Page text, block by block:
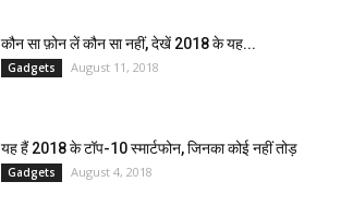
कौन सा फ़ोन लें कौन सा नहीं, देखें 2018 के यह...
Gadgets August 11, 2018
यह हैं 2018 के टॉप-10 स्मार्टफोन, जिनका कोई नहीं तोड़
Gadgets August 4, 2018